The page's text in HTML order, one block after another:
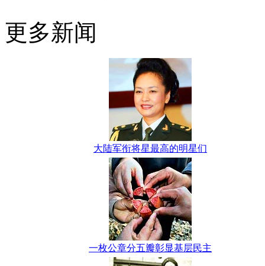
更多新闻
大陆军衔将星最高的明星们
一枚公章分五瓣彰显基层民主